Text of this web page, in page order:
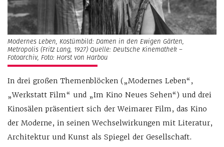
Modernes Leben, Kostümbild: Damen in den Ewigen Gärten,
Metropolis (Fritz Lang, 1927) Quelle: Deutsche Kinemathek –
Fotoarchiv, Foto: Horst von Harbou
In drei großen Themenblöcken („Modernes Leben“,
„Werkstatt Film“ und „Im Kino Neues Sehen“) und drei
Kinosälen präsentiert sich der Weimarer Film, das Kino
der Moderne, in seinen Wechselwirkungen mit Literatur,
Architektur und Kunst als Spiegel der Gesellschaft.